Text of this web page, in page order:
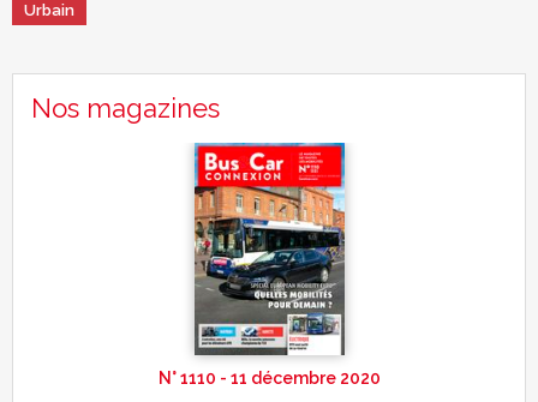
Urbain
Nos magazines
N° 1110 - 11 décembre 2020